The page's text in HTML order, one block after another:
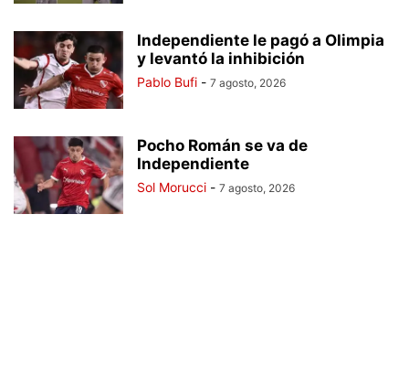
Independiente le pagó a Olimpia
y levantó la inhibición
Pablo Bufi - 7 agosto, 2026
Pocho Román se va de
Independiente
Sol Morucci - 7 agosto, 2026